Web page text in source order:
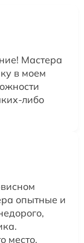
Мастера
в моем
либо
опытные и
место.